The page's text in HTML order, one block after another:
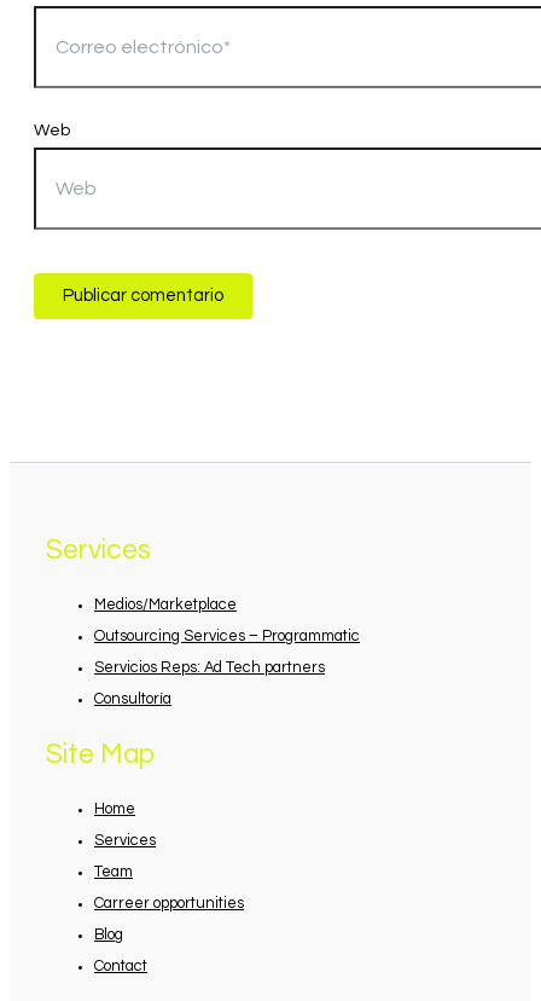
Web
Services
Medios/Marketplace
Outsourcing Services – Programmatic
Servicios Reps: Ad Tech partners
Consultoría
Site Map
Home
Services
Team
Carreer opportunities
Blog
Contact